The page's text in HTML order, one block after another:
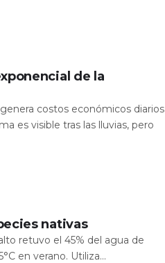
de la
costos económicos diarios
es visible tras las lluvias, pero
nativas
retuvo el 45% del agua de
en verano. Utiliza...